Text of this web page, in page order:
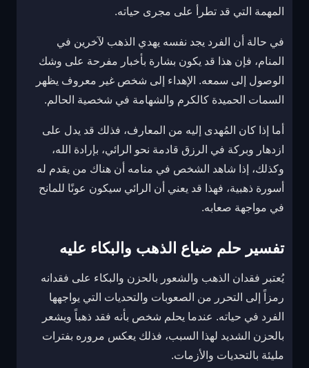
المهمة التي قد تطرأ على مجرى حياته.
في حالة أن الفرد يجد نفسه يهدي الذهب لآخرين في
المنام، فإن هذا قد يكون بشارة بأخبار مفرحة على وشك
الوصول إلى سمعه. الإهداء إلى شخص غير معروف يظهر
السمات الحميدة كالكرم والشهامة في شخصية الحالم.
أما إذا كان المُهدى إليه من المعارف، فذلك قد يدل على
ازدهار وبركة في الرزق قادمة نحو الرائي، بإرادة الله،
وكذلك، إذا شاهد الشخص في منامه أن هناك من يقدم له
أسورة ذهبية، فهذا قد يعني أن الرائي سيكون عونًا للمانح
في مواجهة صعابه.
تفسير حلم ضياع الذهب والبكاء عليه
يُعتبر فقدان الذهب والشعور بالحزن والبكاء على فقدانه
رمزاً إلى التحرر من الصعوبات والتحديات التي يواجهها
الفرد في حياته. عندما يحلم شخص بأنه فقد ذهباً ويشعر
بالحزن الشديد لهذا السبب، فذلك يعكس مروره بفترات
مليئة بالتحديات والأزمات.